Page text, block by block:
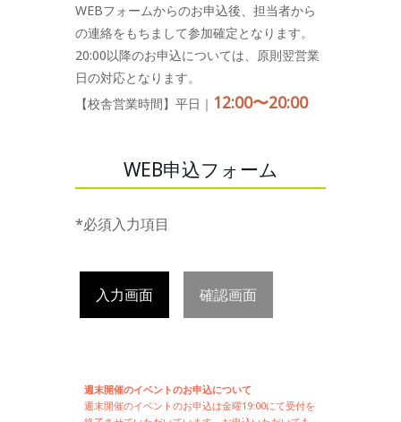
WEBフォームからのお申込後、担当者から
の連絡をもちまして参加確定となります。
20:00以降のお申込については、原則翌営業
日の対応となります。
【校舎営業時間】平日｜ 12:00〜20:00
WEB申込フォーム
*必須入力項目
入力画面 確認画面
週末開催のイベントのお申込について
週末開催のイベントのお申込は金曜19:00にて受付を